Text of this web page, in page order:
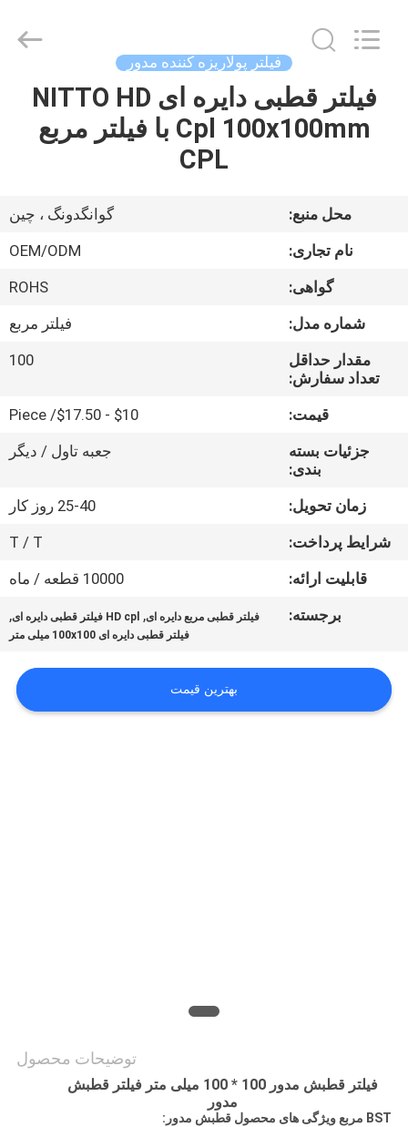
صفحه
اصلی
درباره
کارخانه
کیفیت
ما
تماس
درخواست
نقل
قول
Technology
فیلتر پولاریزه کننده مدور
فیلتر قطبی دایره ای NITTO HD
Cpl 100x100mm با فیلتر مربع
CPL
محل منبع:
گوانگدونگ ، چین
نام تجاری:
OEM/ODM
گواهی:
ROHS
شماره مدل:
فیلتر مربع
مقدار حداقل
تعداد سفارش:
100
قیمت:
$10 - $17.50/ Piece
جزئیات بسته
بندی:
جعبه تاول / دیگر
زمان تحویل:
25-40 روز کار
شرایط پرداخت:
T / T
قابلیت ارائه:
10000 قطعه / ماه
برجسته:
فیلتر قطبی مربع دایره ای, HD cpl فیلتر قطبی دایره ای ,
فیلتر قطبی دایره ای 100x100 میلی متر
بهترین قیمت
توضیحات محصول
فیلتر قطبش مدور 100 * 100 میلی متر فیلتر قطبش
مدور
BST مربعویژگی های محصول قطبش مدور: